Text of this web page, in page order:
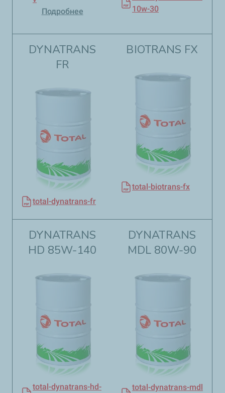
Подробнее
10w-30
DYNATRANS
FR​​
total-dynatrans-fr
BIOTRANS FX​​
total-biotrans-fx
DYNATRANS
HD 85W-140​​
total-dynatrans-hd-
DYNATRANS
MDL 80W-90​​
total-dynatrans-mdl